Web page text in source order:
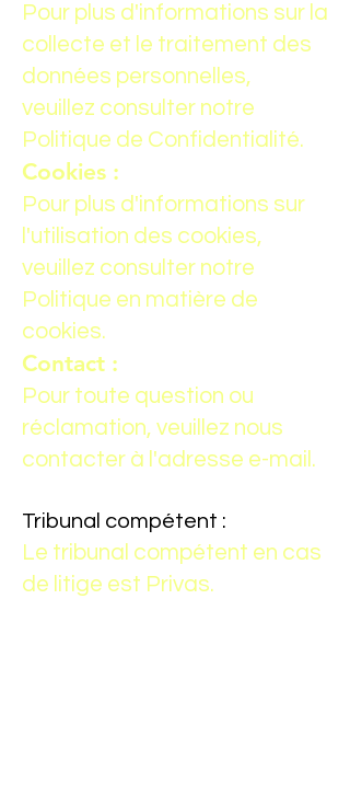
Pour plus d'informations sur la
collecte et le traitement des
données personnelles,
veuillez consulter notre
Politique de Confidentialité.
Cookies :
Pour plus d'informations sur
l'utilisation des cookies,
veuillez consulter notre
Politique en matière de
cookies.
Contact :
Pour toute question ou
réclamation, veuillez nous
contacter à l'adresse e-mail.
Tribunal compétent :
Le tribunal compétent en cas
de litige est Privas.